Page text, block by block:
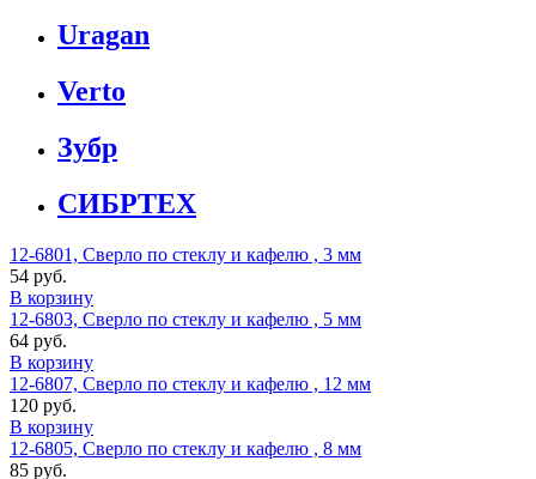
Uragan
Verto
Зубр
СИБРТЕХ
12-6801, Сверло по стеклу и кафелю , 3 мм
54 руб.
В корзину
12-6803, Сверло по стеклу и кафелю , 5 мм
64 руб.
В корзину
12-6807, Сверло по стеклу и кафелю , 12 мм
120 руб.
В корзину
12-6805, Сверло по стеклу и кафелю , 8 мм
85 руб.